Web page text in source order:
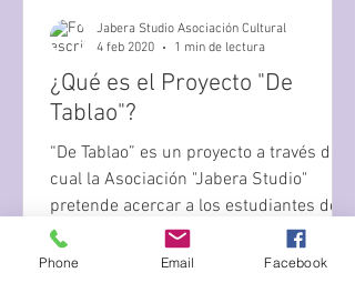
¿Qué es el Proyecto "De
Tablao"?
“De Tablao” es un proyecto a través del
cual la Asociación "Jabera Studio"
pretende acercar a los estudiantes de
baile flamenco...
Jabera Studio Asociación Cultural
4 feb 2020
1 min de lectura
Phone Email Facebook